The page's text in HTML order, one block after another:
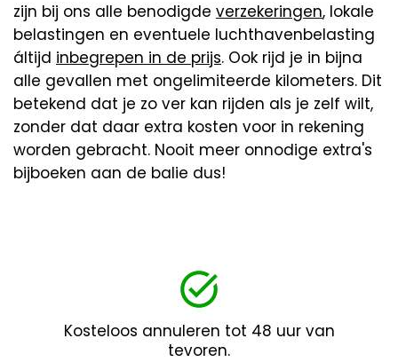
zijn bij ons alle benodigde verzekeringen, lokale
belastingen en eventuele luchthavenbelasting
áltijd inbegrepen in de prijs. Ook rijd je in bijna
alle gevallen met ongelimiteerde kilometers. Dit
betekend dat je zo ver kan rijden als je zelf wilt,
zonder dat daar extra kosten voor in rekening
worden gebracht. Nooit meer onnodige extra's
bijboeken aan de balie dus!
Kosteloos annuleren tot 48 uur van
tevoren.